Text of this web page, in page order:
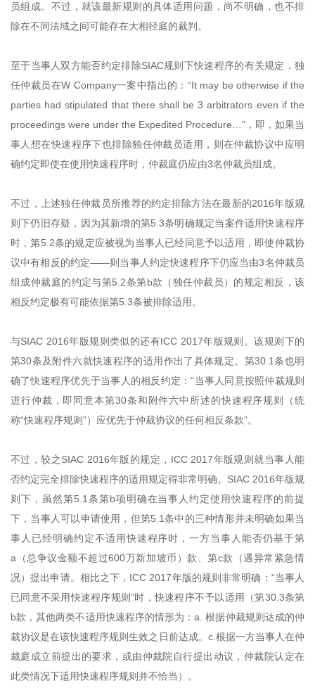
员组成。不过，就该最新规则的具体适用问题，尚不明确，也不排
除在不同法域之间可能存在大相径庭的裁判。
至于当事人双方能否约定排除SIAC规则下快速程序的有关规定，独
任仲裁员在W Company一案中指出的：“It may be otherwise if the
parties had stipulated that there shall be 3 arbitrators even if the
proceedings were under the Expedited Procedure…”，即，如果当
事人想在快速程序下也排除独任仲裁员适用，则在仲裁协议中应明
确约定即使在使用快速程序时，仲裁庭仍应由3名仲裁员组成。
不过，上述独任仲裁员所推荐的约定排除方法在最新的2016年版规
则下仍旧存疑，因为其新增的第5.3条明确规定当案件适用快速程序
时，第5.2条的规定应被视为当事人已经同意予以适用，即使仲裁协
议中有相反的约定——则当事人约定快速程序下仍应当由3名仲裁员
组成仲裁庭的约定与第5.2条第b款（独任仲裁员）的规定相反，该
相反约定极有可能依据第5.3条被排除适用。
与SIAC 2016年版规则类似的还有ICC 2017年版规则。该规则下的
第30条及附件六就快速程序的适用作出了具体规定。第30.1条也明
确了快速程序优先于当事人的相反约定：“当事人同意按照仲裁规则
进行仲裁，即同意本第30条和附件六中所述的快速程序规则（统
称“快速程序规则”）应优先于仲裁协议的任何相反条款”。
不过，较之SIAC 2016年版的规定，ICC 2017年版规则就当事人能
否约定完全排除快速程序的适用规定得非常明确。SIAC 2016年版规
则下，虽然第5.1条第b项明确在当事人约定使用快速程序的前提
下，当事人可以申请使用，但第5.1条中的三种情形并未明确如果当
事人已经明确约定不适用快速程序时，一方当事人能否仍基于第
a（总争议金额不超过600万新加坡币）款、第c款（遇异常紧急情
况）提出申请。相比之下，ICC 2017年版的规则非常明确：“当事人
已同意不采用快速程序规则”时，快速程序不予以适用（第30.3条第
b款，其他两类不适用快速程序的情形为：a. 根据仲裁规则达成的仲
裁协议是在该快速程序规则生效之日前达成。c.根据一方当事人在仲
裁庭成立前提出的要求，或由仲裁院自行提出动议，仲裁院认定在
此类情况下适用快速程序规则并不恰当）。